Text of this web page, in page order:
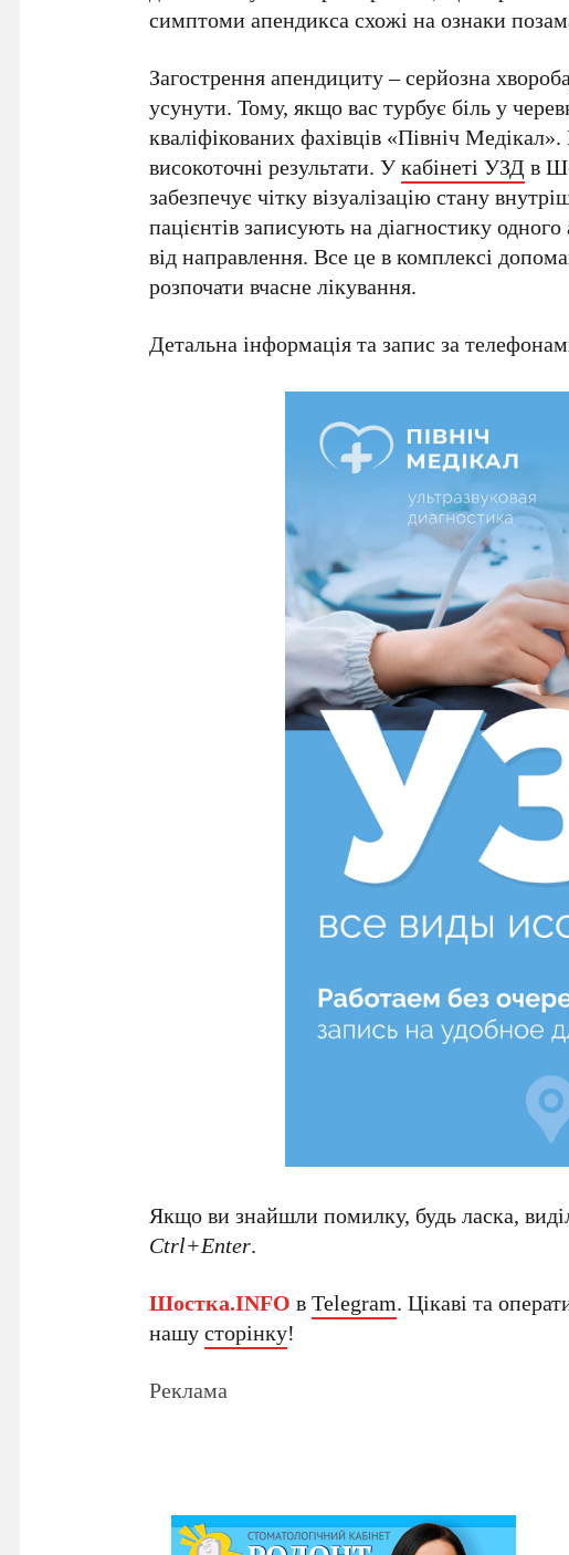
симптоми апендикса схожі на ознаки
Загострення апендициту – серйозна
усунути. Тому, якщо вас турбує біль у
кваліфікованих фахівців «Північ
високоточні результати. Укабінеті УЗД в
забезпечує чітку візуалізацію стану
пацієнтів записують на діагностику
від направлення. Все це в комплексі
розпочати вчасне лікування.
Детальна інформація та запис за
Якщо ви знайшли помилку, будь ласка,
Ctrl+Enter.
Шостка.INFO вTelegram. Цікаві та
нашусторінку!
Реклама